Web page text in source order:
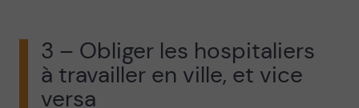
3 – Obliger les hospitaliers
à travailler en ville, et vice
versa